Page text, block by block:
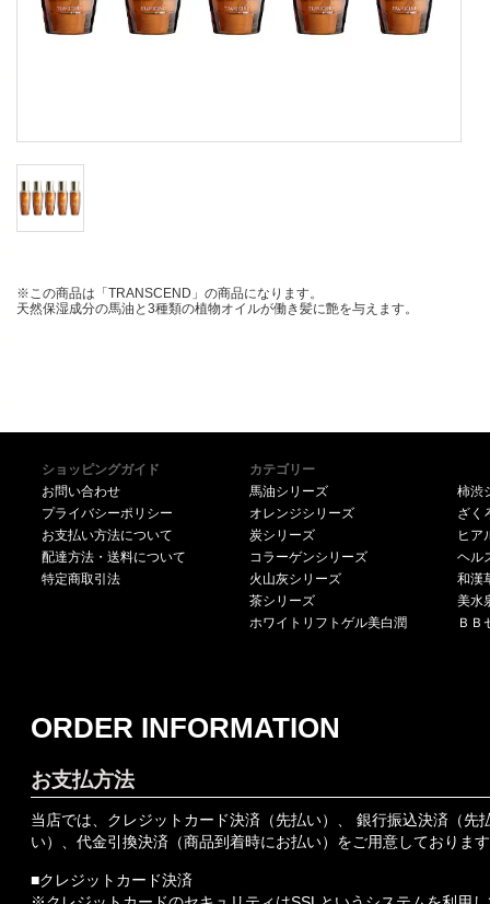
※この商品は「TRANSCEND」の商品になります。
天然保湿成分の馬油と3種類の植物オイルが働き髪に艶を与えます。
ショッピングガイド
お問い合わせ
プライバシーポリシー
お支払い方法について
配達方法・送料について
特定商取引法
カテゴリー
馬油シリーズ
オレンジシリーズ
炭シリーズ
コラーゲンシリーズ
火山灰シリーズ
茶シリーズ
ホワイトリフトゲル美白潤
柿渋
ざく
ヒア
ヘル
和漢
美水
ＢＢ
ORDER INFORMATION
お支払方法
当店では、クレジットカード決済（先払い）、 銀行振込決済（先
い）、代金引換決済（商品到着時にお払い）をご用意しておりま
■クレジットカード決済